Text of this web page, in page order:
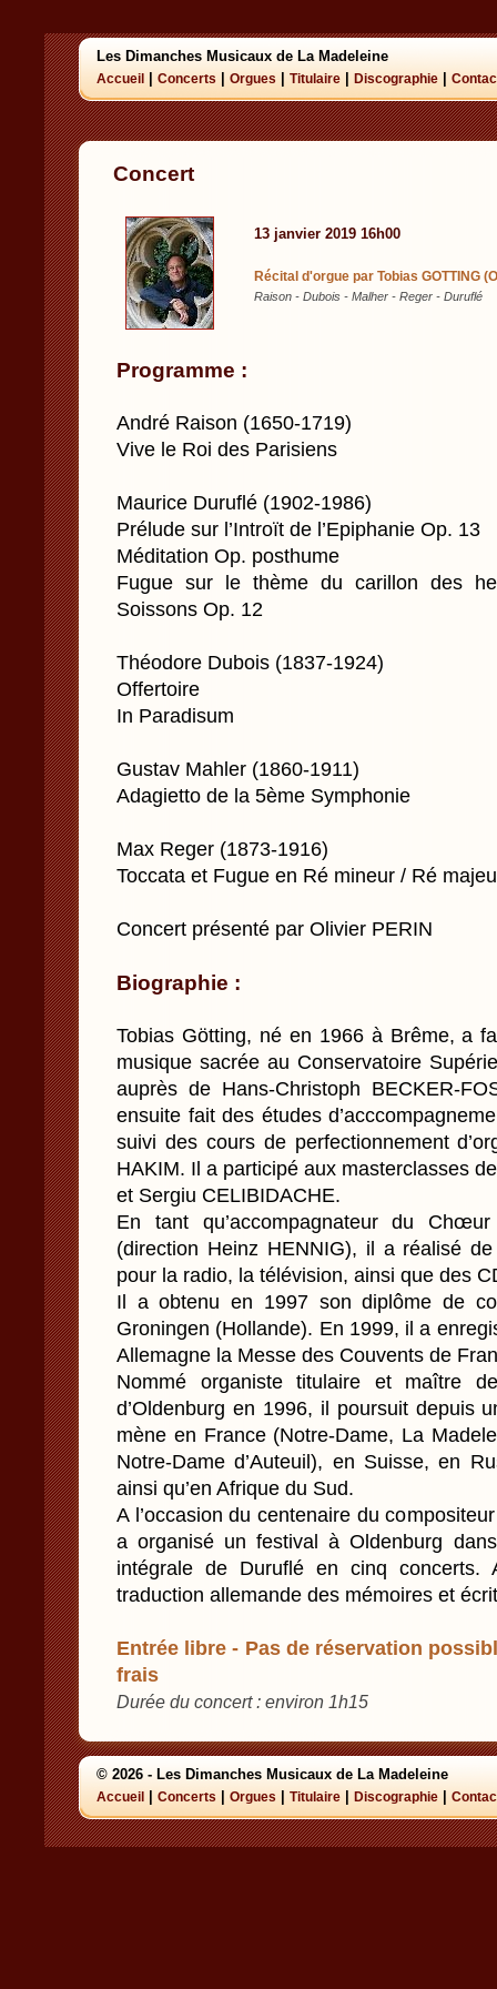
Les Dimanches Musicaux de La Madeleine
Accueil Concerts Orgues Titulaire Discographie
Concert
13 janvier 2019 16h00
Récital d'orgue par Tobias GOTTING
Raison - Dubois - Malher - Reger - Duruflé
Programme :
André Raison (1650-1719)
Vive le Roi des Parisiens
Maurice Duruflé (1902-1986)
Prélude sur l’Introït de l’Epiphanie Op. 13
Méditation Op. posthume
Fugue sur le thème du carillon des
Soissons Op. 12
Théodore Dubois (1837-1924)
Offertoire
In Paradisum
Gustav Mahler (1860-1911)
Adagietto de la 5ème Symphonie
Max Reger (1873-1916)
Toccata et Fugue en Ré mineur / Ré
Concert présenté par Olivier PERIN
Biographie :
Tobias Götting, né en 1966 à Brême, a
musique sacrée au Conservatoire
auprès de Hans-Christoph BECKER-
ensuite fait des études
suivi des cours de perfectionnement
HAKIM. Il a participé aux masterclasses
et Sergiu CELIBIDACHE.
En tant qu’accompagnateur du
(direction Heinz HENNIG), il a réalisé
pour la radio, la télévision, ainsi que des
Il a obtenu en 1997 son diplôme de
Groningen (Hollande). En 1999, il a
Allemagne la Messe des Couvents de
Nommé organiste titulaire et maître
d’Oldenburg en 1996, il poursuit depuis
mène en France (Notre-Dame, La
Notre-Dame d’Auteuil), en Suisse, en
ainsi qu’en Afrique du Sud.
A l’occasion du centenaire du
a organisé un festival à Oldenburg
intégrale de Duruflé en cinq concerts.
traduction allemande des mémoires et
Entrée libre - Pas de réservation
frais
Durée du concert : environ 1h15
© 2026 - Les Dimanches Musicaux de La Madeleine
Accueil Concerts Orgues Titulaire Discographie